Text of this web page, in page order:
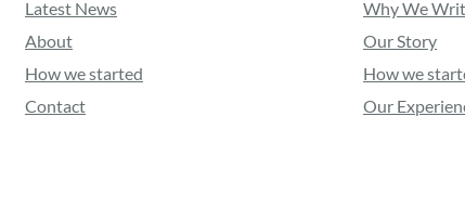
Latest News
About
How we started
Contact
Why We
Our Story
How we
Our